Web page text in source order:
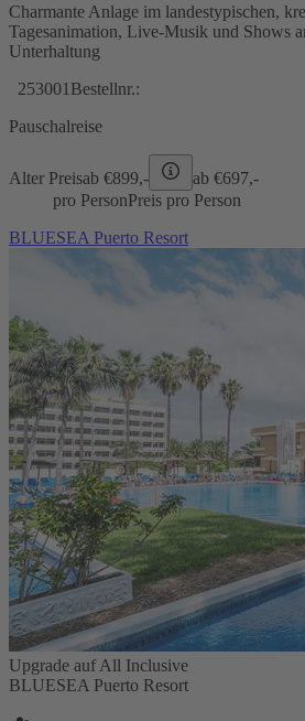
Charmante Anlage im landestypischen,
Tagesanimation, Live-Musik und Shows
Unterhaltung
253001 Bestellnr.:
Pauschalreise
Alter Preisab €899,- ab €697,-
pro PersonPreis pro Person
BLUESEA Puerto Resort
Upgrade auf All Inclusive
BLUESEA Puerto Resort